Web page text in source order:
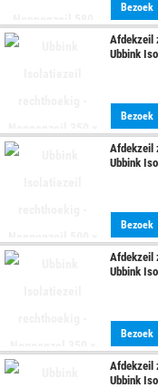
Bezoek
Afdekzeil
Ubbink
Bezoek
Afdekzeil
Ubbink
Bezoek
Afdekzeil
Ubbink
Bezoek
Afdekzeil
Ubbink